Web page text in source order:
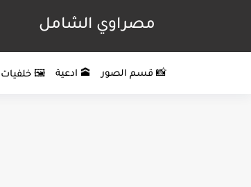
مصراوي الشامل
📸 قسم الصور 🕋 ادعية 🖼️ خلفيات